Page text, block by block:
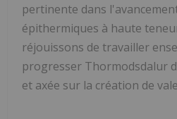
pertinente dans
épithermiques à haute
réjouissons de travailler
progresser Thormodsdalur
et axée sur la création de